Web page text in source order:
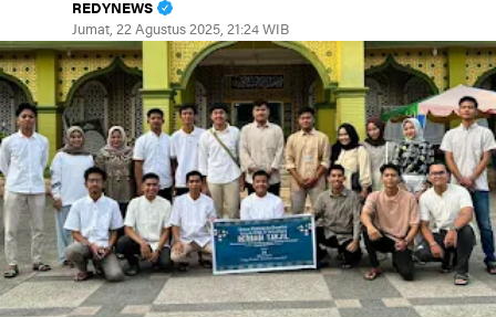
REDYNEWS
Jumat, 22 Agustus 2025, 21:24 WIB